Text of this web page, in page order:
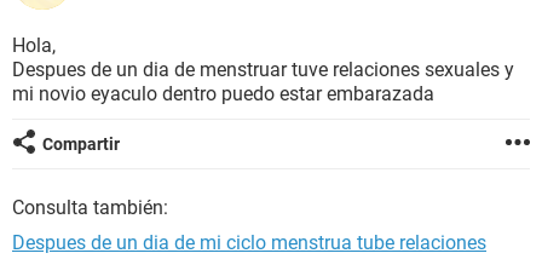
SEXUALIDAD
GLOSARIO
Hola,
Despues de un dia de menstruar tuve relaciones sexuales y
mi novio eyaculo dentro puedo estar embarazada
Compartir
Consulta también:
Despues de un dia de mi ciclo menstrua tube relaciones